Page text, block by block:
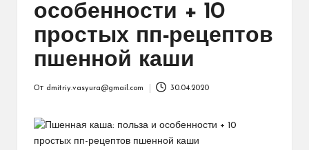
особенности + 10
простых пп-рецептов
пшенной каши
От dmitriy.vasyura@gmail.com 30.04.2020